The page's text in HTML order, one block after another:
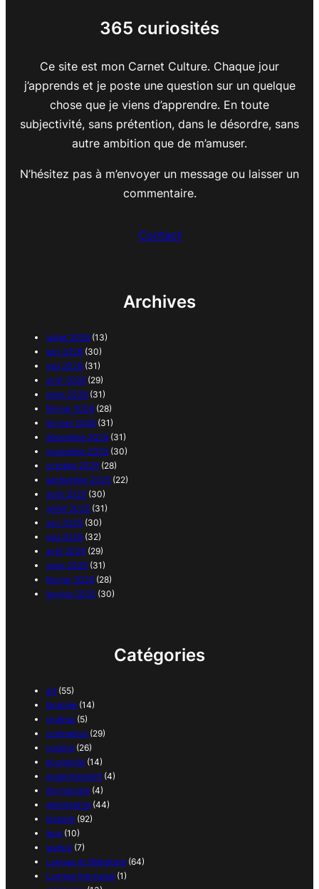
365 curiosités
Ce site est mon Carnet Culture. Chaque jour
j’apprends et je poste une question sur un quelque
chose que je viens d’apprendre. En toute
subjectivité, sans prétention, dans le désordre, sans
autre ambition que de m’amuser.
N’hésitez pas à m’envoyer un message ou laisser un
commentaire.
Contact
Archives
juillet 2026 (13)
juin 2026 (30)
mai 2026 (31)
avril 2026 (29)
mars 2026 (31)
février 2026 (28)
janvier 2026 (31)
décembre 2025 (31)
novembre 2025 (30)
octobre 2025 (28)
septembre 2025 (22)
août 2025 (30)
juillet 2025 (31)
juin 2025 (30)
mai 2025 (32)
avril 2025 (29)
mars 2025 (31)
février 2025 (28)
janvier 2025 (30)
Catégories
art (55)
biologie (14)
cinéma (5)
commerce (29)
cuisine (26)
économie (14)
enseignement (4)
étymologie (4)
géographie (44)
histoire (92)
jeux (10)
justice (7)
Langue et littérature (64)
Langue française (1)